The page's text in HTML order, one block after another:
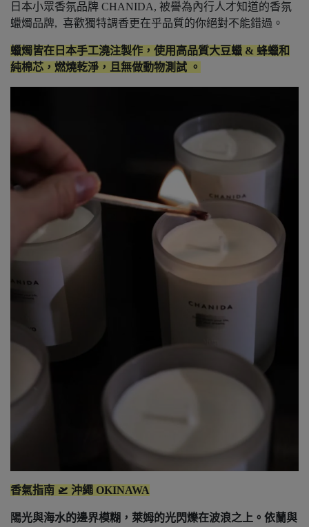
日本小眾香氛品牌 CHANIDA, 被譽為內行人才知道的香氛
蠟燭品牌, 喜歡獨特調香更在乎品質的你絕對不能錯過。
蠟燭皆在日本手工澆注製作，使用高品質大豆蠟 & 蜂蠟和
純棉芯，燃燒乾淨，且無做動物測試 。
香氣指南 🛫 沖繩 OKINAWA
陽光與海水的邊界模糊，萊姆的光閃爍在波浪之上。依蘭與